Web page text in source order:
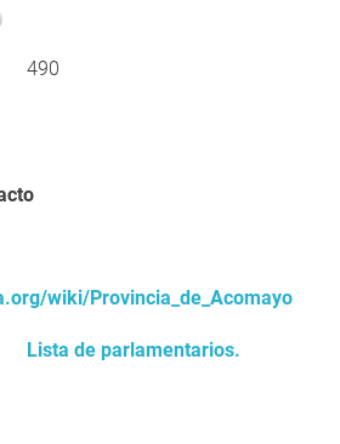
490
wiki/Provincia_de_Acomayo
Lista de parlamentarios.